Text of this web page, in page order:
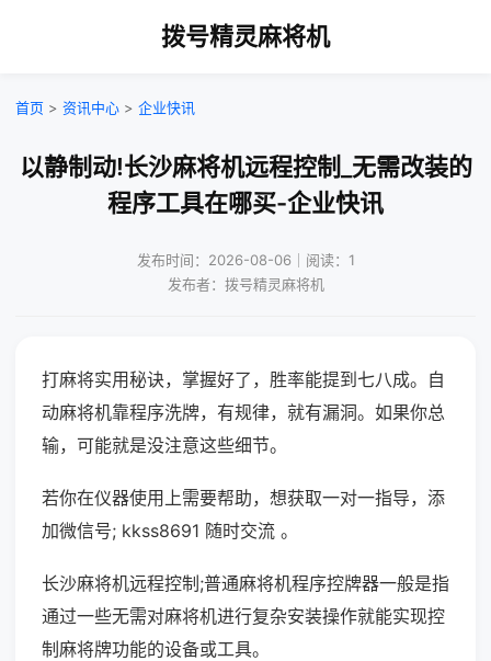
拨号精灵麻将机
首页 > 资讯中心 > 企业快讯
以静制动!长沙麻将机远程控制_无需改装的
程序工具在哪买-企业快讯
发布时间：2026-08-06｜阅读：1
发布者：拨号精灵麻将机
打麻将实用秘诀，掌握好了，胜率能提到七八成。自
动麻将机靠程序洗牌，有规律，就有漏洞。如果你总
输，可能就是没注意这些细节。
若你在仪器使用上需要帮助，想获取一对一指导，添
加微信号; kkss8691 随时交流 。
长沙麻将机远程控制;普通麻将机程序控牌器一般是指
通过一些无需对麻将机进行复杂安装操作就能实现控
制麻将牌功能的设备或工具。